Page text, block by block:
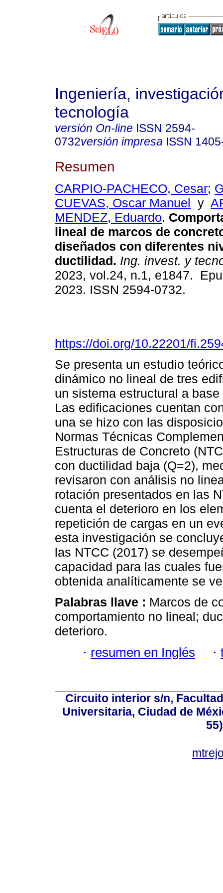
Ingeniería,
tecnología
versión On-line ISSN 2594-
0732versión impresa ISSN
Resumen
CARPIO-PACHECO, Cesar;
CUEVAS, Oscar Manuel y
MENDEZ, Eduardo.
lineal de marcos de
diseñados con diferentes
ductilidad. Ing. invest. y
2023, vol.24, n.1, e1847.
2023. ISSN 2594-0732.
https://doi.org/10.22201/
Se presenta un estudio
dinámico no lineal de tres
un sistema estructural a
Las edificaciones cuentan
una se hizo con las
Normas Técnicas
Estructuras de Concreto
con ductilidad baja (Q=2),
revisaron con análisis no
rotación presentados en las
cuenta el deterioro en los
repetición de cargas en un
esta investigación se
las NTCC (2017) se
capacidad para las cuales
obtenida analíticamente se
Palabras llave : Marcos de
comportamiento no lineal;
deterioro.
· resumen en Inglés ·
Circuito interior s/n,
Universitaria, Ciudad de